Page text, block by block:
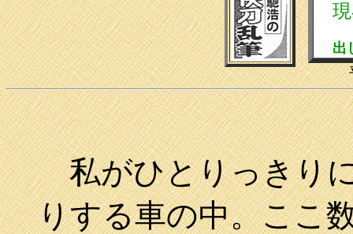
現
出
私がひとりっきり
りする車の中。ここ